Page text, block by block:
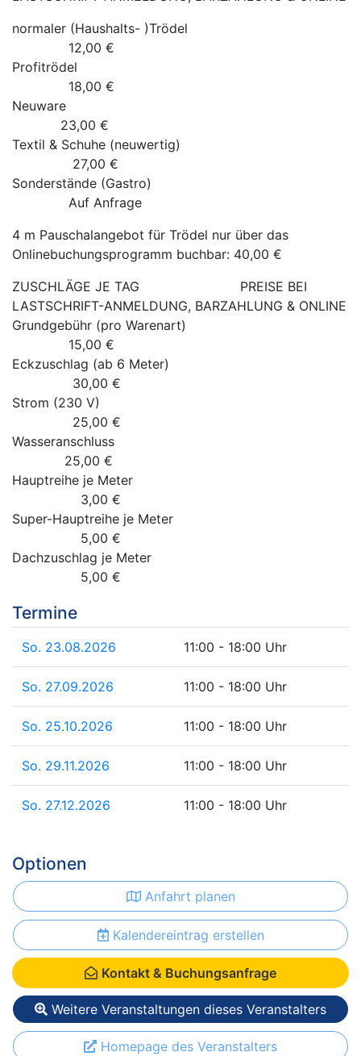
normaler (Haushalts- )Trödel
12,00 €
Profitrödel
18,00 €
Neuware
23,00 €
Textil & Schuhe (neuwertig)
27,00 €
Sonderstände (Gastro)
Auf Anfrage
4 m Pauschalangebot für Trödel nur über das
Onlinebuchungsprogramm buchbar: 40,00 €
ZUSCHLÄGE JE TAG PREISE BEI
LASTSCHRIFT-ANMELDUNG, BARZAHLUNG & ONLINE
Grundgebühr (pro Warenart)
15,00 €
Eckzuschlag (ab 6 Meter)
30,00 €
Strom (230 V)
25,00 €
Wasseranschluss
25,00 €
Hauptreihe je Meter
3,00 €
Super-Hauptreihe je Meter
5,00 €
Dachzuschlag je Meter
5,00 €
Termine
So. 23.08.2026 11:00 - 18:00 Uhr
So. 27.09.2026 11:00 - 18:00 Uhr
So. 25.10.2026 11:00 - 18:00 Uhr
So. 29.11.2026 11:00 - 18:00 Uhr
So. 27.12.2026 11:00 - 18:00 Uhr
Optionen
Anfahrt planen
Kalendereintrag erstellen
Kontakt & Buchungsanfrage
Weitere Veranstaltungen dieses Veranstalters
Homepage des Veranstalters